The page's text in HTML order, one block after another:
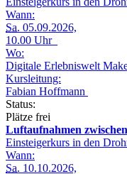
Wann:
Sa. 05.09.2026,
10.00 Uhr
Wo:
Digitale Erlebniswelt
Kursleitung:
Fabian Hoffmann
Status:
Plätze frei
Luftaufnahmen
Einsteigerkurs in den
Wann:
Sa. 10.10.2026,